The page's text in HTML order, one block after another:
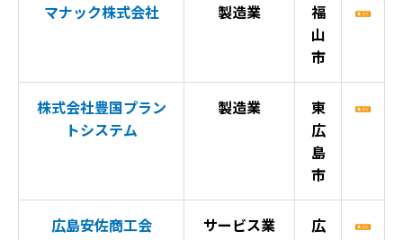
マナック株式会社 製造業
福
山
市
株式会社豊国プラン
トシステム
製造業
東
広
島
市
広島安佐商工会
サービス業
広